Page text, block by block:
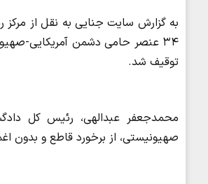
به گزارش سایت جنایی به نقل از مرکز
۳۴ عنصر حامی دشمن آمریکایی-
توقیف شد.
محمدجعفر عبدالهی، رئیس کل
صهیونیستی، از برخورد قاطع و بدون